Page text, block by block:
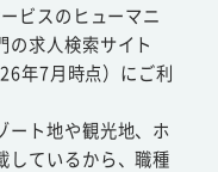
ビスのヒューマニ
の求人検索サイト
年7月時点）にご利
ート地や観光地、ホ
しているから、職種